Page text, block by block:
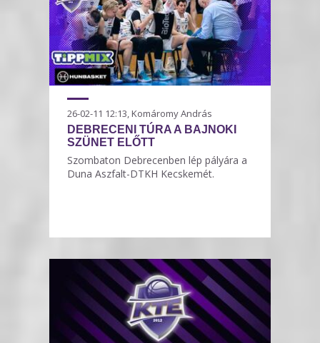
26-02-11 12:13, Komáromy András
DEBRECENI TÚRA A BAJNOKI
SZÜNET ELŐTT
Szombaton Debrecenben lép pályára a
Duna Aszfalt-DTKH Kecskemét.